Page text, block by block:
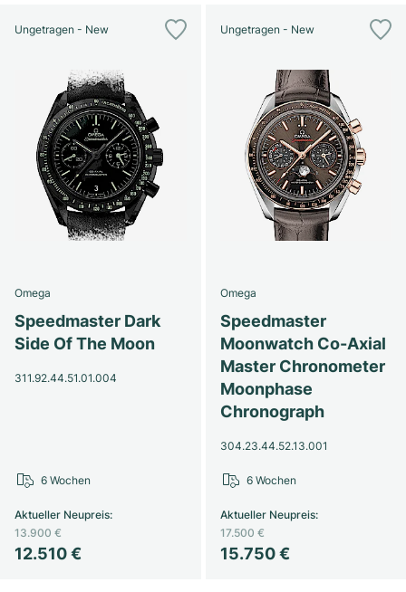
Ungetragen - New
Omega
Speedmaster Dark
Side Of The Moon
311.92.44.51.01.004
12.510 €
Aktueller Neupreis:
13.900 €
6 Wochen
Ungetragen - New
Omega
Speedmaster
Moonwatch Co-Axial
Master Chronometer
Moonphase
Chronograph
304.23.44.52.13.001
15.750 €
Aktueller Neupreis:
17.500 €
6 Wochen